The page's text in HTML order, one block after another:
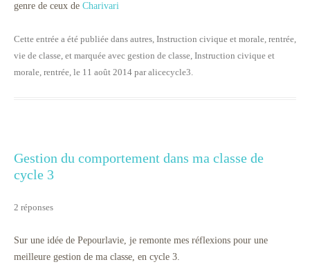
genre de ceux de Charivari
Cette entrée a été publiée dans autres, Instruction civique et morale, rentrée,
vie de classe, et marquée avec gestion de classe, Instruction civique et
morale, rentrée, le 11 août 2014 paralicecycle3.
Gestion du comportement dans ma classe de
cycle 3
2 réponses
Sur une idée de Pepourlavie, je remonte mes réflexions pour une
meilleure gestion de ma classe, en cycle 3.